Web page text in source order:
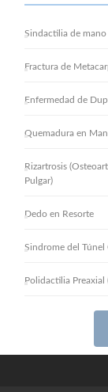
Sindactilia de mano
Fractura de
Enfermedad de
Quemadura en
Rizartrosis
Pulgar)
Dedo en Resorte
Sindrome del Túnel
Polidactilia